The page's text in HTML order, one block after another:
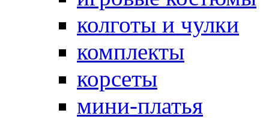
колготы и чулки
комплекты
корсеты
мини-платья